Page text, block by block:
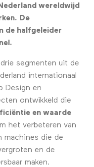
wereldwijd
De
de halfgeleider
segmenten uit de
internationaal
Design en
ontwikkeld die
en waarde
het verbeteren van
machines die de
en de
maken.